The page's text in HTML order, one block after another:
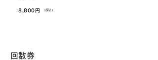
​8,800円 ​（税込）
​回数券